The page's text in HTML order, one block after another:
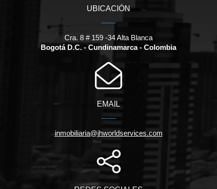
UBICACIÓN
Cra. 8 # 159 -34 Alta Blanca
Bogotá D.C. - Cundinamarca - Colombia
EMAIL
inmobiliaria@jhworldservices.com